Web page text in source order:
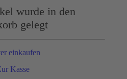
wurde in den
gelegt
Kasse
einkaufen